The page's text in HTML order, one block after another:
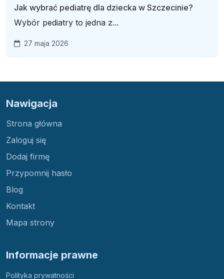
Jak wybrać pediatrę dla dziecka w Szczecinie?
Wybór pediatry to jedna z...
27 maja 2026
Nawigacja
Strona główna
Zaloguj się
Dodaj firmę
Przypomnij hasło
Blog
Kontakt
Mapa strony
Informacje prawne
Polityka prywatności